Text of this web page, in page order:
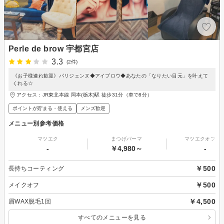
Perle de brow 宇都宮店
3.3
(2件)
《お子様連れ歓迎》パリジェンヌ◆アイブロウ◆あなたの「なりたい目元」を叶えて
くれる☆
アクセス：JR東北本線 岡本(栃木)駅 徒歩31分（車で8分）
ポイントが貯まる・使える メンズ歓迎
メニュー別参考価格
マツエク
-
まつげパーマ
￥4,980～
マツエクオフの
-
長持ちコーティング ￥500
メイクオフ ￥500
眉WAX脱毛1回 ￥4,500
すべてのメニューを見る